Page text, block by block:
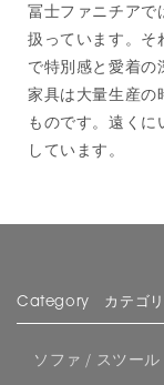
冨士ファニチアで
扱っています。そ
で特別感と愛着の
家具は大量生産の
ものです。遠く
しています。
Category カテゴリ
ソファ / スツール